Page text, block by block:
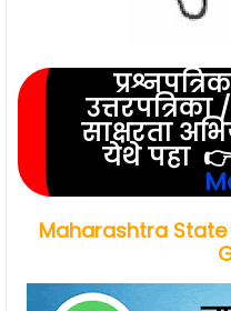
साक्षरता
येथे पहा
Maharashtra